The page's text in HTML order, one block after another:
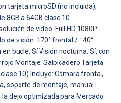
tarjeta microSD (no incluida),
8GB a 64GB clase 10.
de video: Full HD 1080P
de visión: 170° frontal / 140°
bucle: Sí Visión nocturna: Sí, con
Montaje: Salpicadero Tarjeta
10) Incluye: Cámara frontal,
soporte de montaje, manual
la dejo optimizada para Mercado